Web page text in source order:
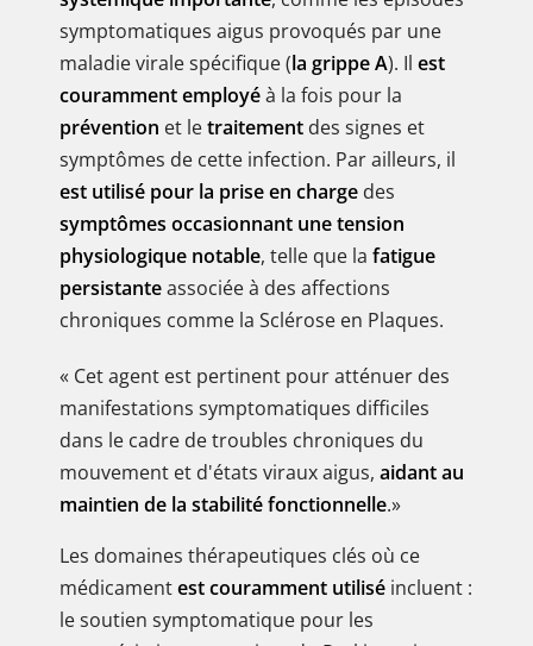
symptomatiques aigus provoqués par une
maladie virale spécifique (la grippe A). Il est
couramment employéà la fois pour la
prévention et letraitement des signes et
symptômes de cette infection. Par ailleurs, il
est utilisé pour la prise en charge des
symptômes occasionnant une tension
physiologique notable, telle que la fatigue
persistanteassociée à des affections
chroniques comme la Sclérose en Plaques.
« Cet agent est pertinent pour atténuer des
manifestations symptomatiques difficiles
dans le cadre de troubles chroniques du
mouvement et d'états viraux aigus, aidant au
maintien de la stabilité fonctionnelle.»
Les domaines thérapeutiques clés où ce
médicamentest couramment utilisé incluent :
le soutien symptomatique pour les